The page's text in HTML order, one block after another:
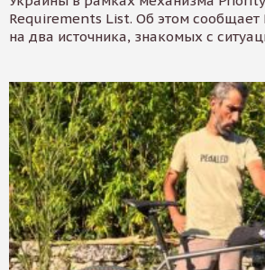
Requirements List. Об этом сообщает
на два источника, знакомых с